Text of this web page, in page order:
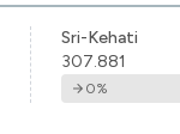
Sri-Kehati
307.881
0%